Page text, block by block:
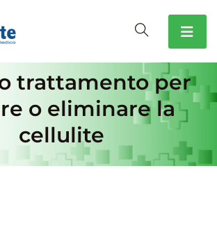
trattamento per
o eliminare la
cellulite